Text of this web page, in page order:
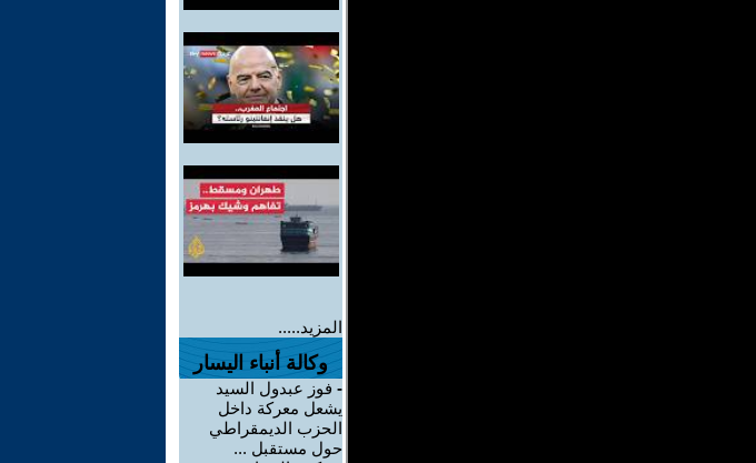
المزيد.....
وكالة أنباء اليسار
- فوز عبدول السيد
يشعل معركة داخل
الحزب الديمقراطي
حول مستقبل ...